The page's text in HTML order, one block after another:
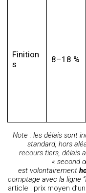
Finition
s
8–18 %
Note : les délais sont
standard, hors
recours tiers, délais
« second
est volontairement
comptage avec la ligne
article : prix moyen